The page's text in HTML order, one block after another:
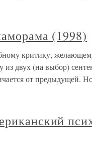
(1998)
критику,
двух (на выбор)
от предыдущей.